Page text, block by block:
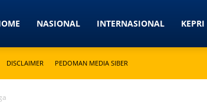
NASIONAL INTERNASIONAL KEPRI
DISCLAIMER PEDOMAN MEDIA SIBER